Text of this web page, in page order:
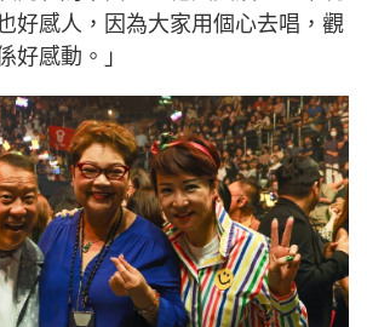
好感人，因為大家用個心去唱，觀
好感動。」